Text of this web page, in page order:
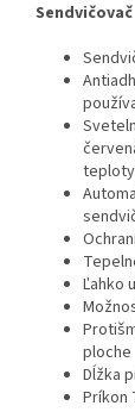
Sendvičovač
teploty
Ľahko
ploche
Dĺžka
Príkon